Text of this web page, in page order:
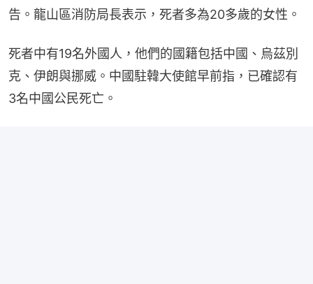
告。龍山區消防局長表示，死者多為20多歲的女性。
死者中有19名外國人，他們的國籍包括中國、烏茲別
克、伊朗與挪威。中國駐韓大使館早前指，已確認有
3名中國公民死亡。